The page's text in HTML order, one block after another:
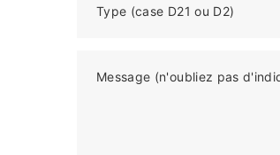
Type (case D21 ou D2)
Message (n'oubliez pas